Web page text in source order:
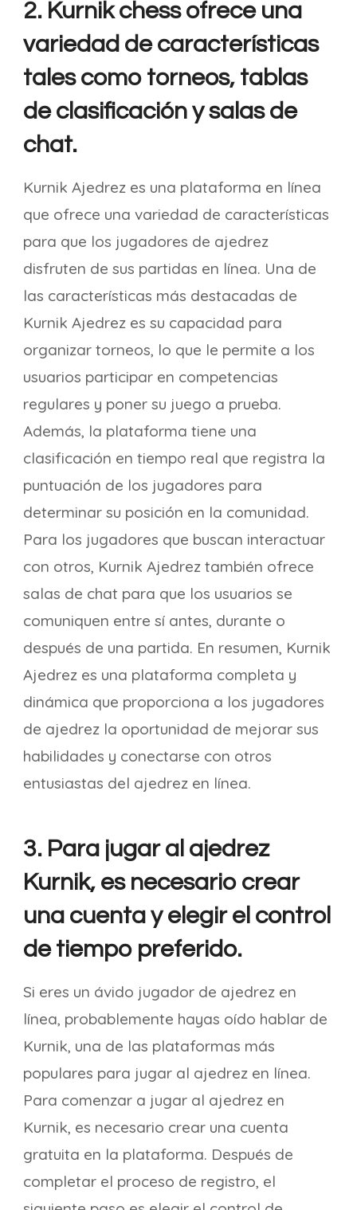
2. Kurnik chess ofrece una
variedad de características
tales como torneos, tablas
de clasificación y salas de
chat.
Kurnik Ajedrez es una plataforma en línea
que ofrece una variedad de características
para que los jugadores de ajedrez
disfruten de sus partidas en línea. Una de
las características más destacadas de
Kurnik Ajedrez es su capacidad para
organizar torneos, lo que le permite a los
usuarios participar en competencias
regulares y poner su juego a prueba.
Además, la plataforma tiene una
clasificación en tiempo real que registra la
puntuación de los jugadores para
determinar su posición en la comunidad.
Para los jugadores que buscan interactuar
con otros, Kurnik Ajedrez también ofrece
salas de chat para que los usuarios se
comuniquen entre sí antes, durante o
después de una partida. En resumen, Kurnik
Ajedrez es una plataforma completa y
dinámica que proporciona a los jugadores
de ajedrez la oportunidad de mejorar sus
habilidades y conectarse con otros
entusiastas del ajedrez en línea.
3. Para jugar al ajedrez
Kurnik, es necesario crear
una cuenta y elegir el control
de tiempo preferido.
Si eres un ávido jugador de ajedrez en
línea, probablemente hayas oído hablar de
Kurnik, una de las plataformas más
populares para jugar al ajedrez en línea.
Para comenzar a jugar al ajedrez en
Kurnik, es necesario crear una cuenta
gratuita en la plataforma. Después de
completar el proceso de registro, el